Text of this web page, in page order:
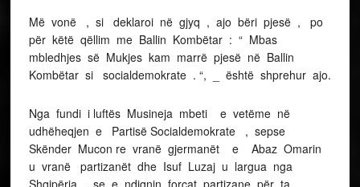
Më vonë , si deklaroi në gjyq , ajo bëri pjesë , po
për këtë qëllim me Ballin Kombëtar : “ Mbas
mbledhjes së Mukjes kam marrë pjesë në Ballin
Kombëtar si socialdemokrate . “, _ është shprehur ajo.
Nga fundi i luftës Musineja mbeti e vetëme në
udhëheqjen e Partisë Socialdemokrate , sepse
Skënder Mucon re vranë gjermanët e Abaz Omarin
u vranë partizanët dhe Isuf Luzaj u largua nga
Shqipëria , se e ndiqnin forcat partizane për ta